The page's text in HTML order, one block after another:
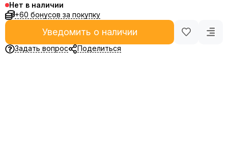
Нет в наличии
+60 бонусов за покупку
Уведомить о наличии
Задать вопрос Поделиться